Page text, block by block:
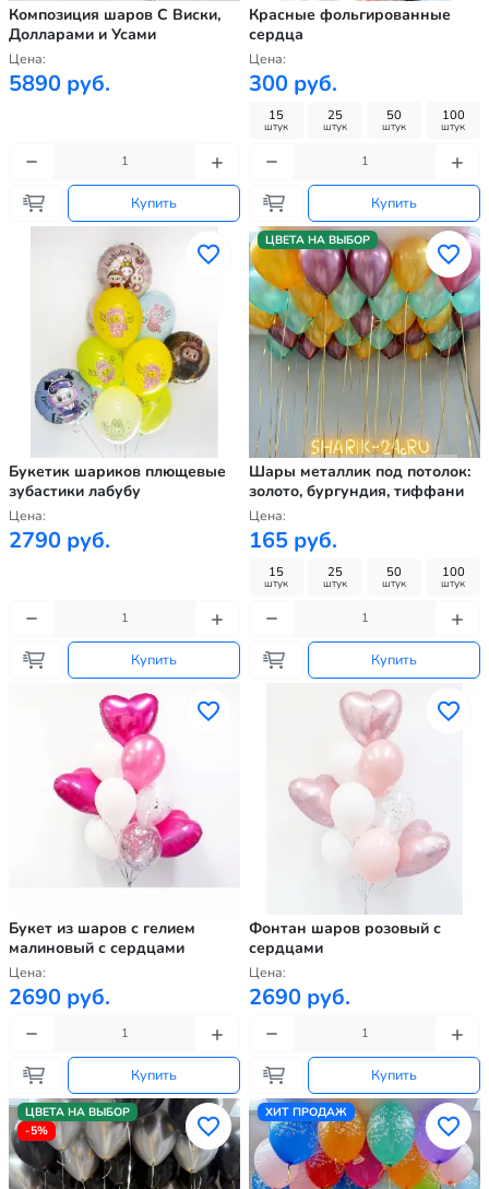
Композиция шаров С Виски,
Долларами и Усами
Цена:
5890 руб.
Купить
Красные фольгированные
сердца
Цена:
300 руб.
15
штук
25
штук
50
штук
100
штук
Купить
Букетик шариков плющевые
зубастики лабубу
Цена:
2790 руб.
Купить
ЦВЕТА НА ВЫБОР
Шары металлик под потолок:
золото, бургундия, тиффани
Цена:
165 руб.
15
штук
25
штук
50
штук
100
штук
Купить
Букет из шаров с гелием
малиновый с сердцами
Цена:
2690 руб.
Купить
Фонтан шаров розовый с
сердцами
Цена:
2690 руб.
Купить
ЦВЕТА НА ВЫБОР
-5%
ХИТ ПРОДАЖ